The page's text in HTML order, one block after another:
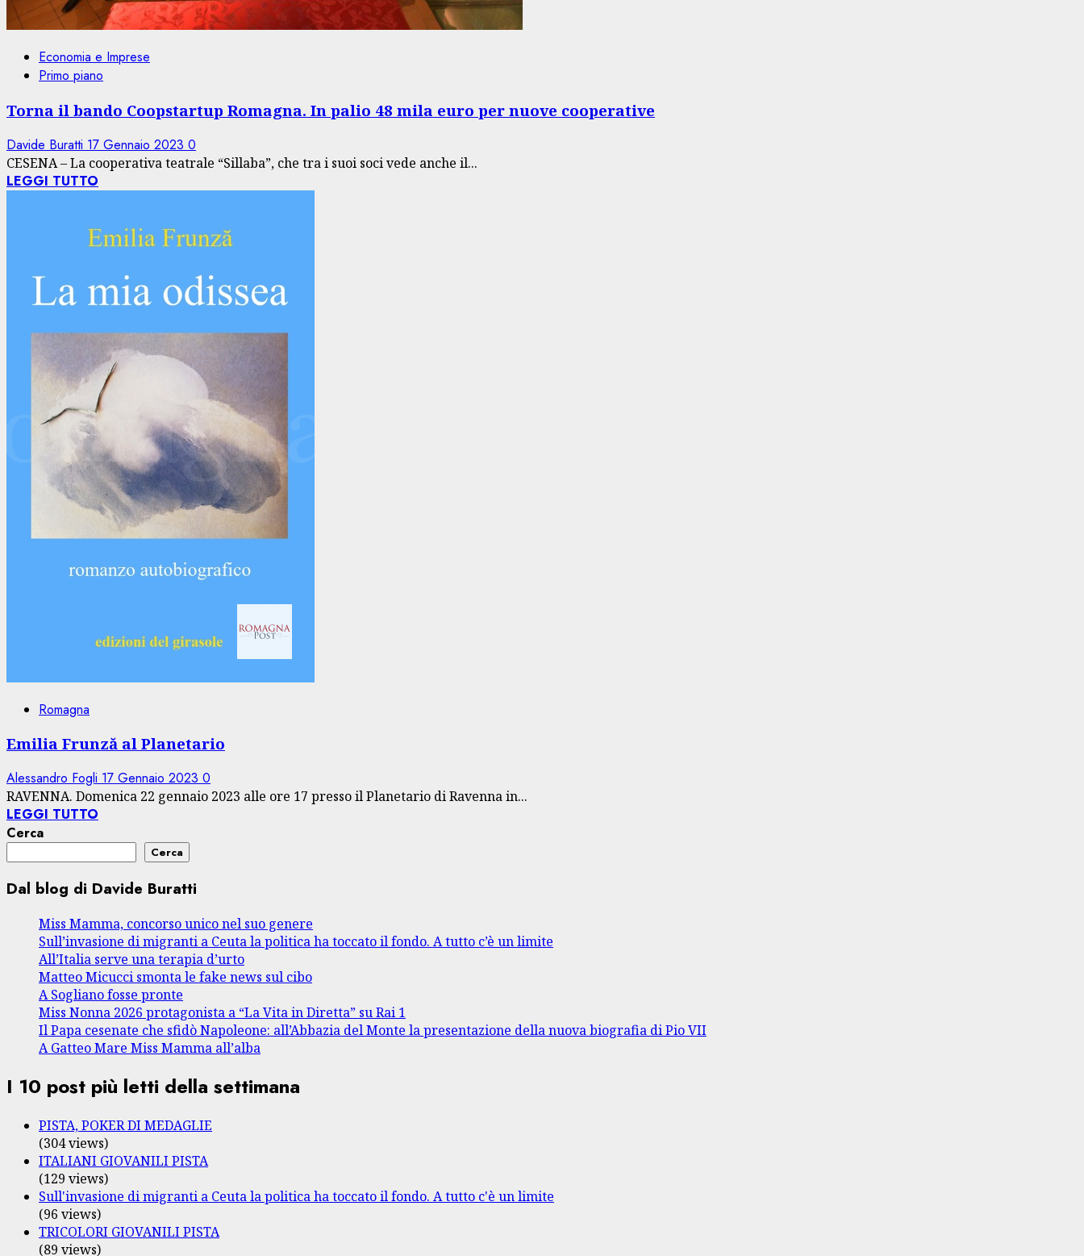
Economia e Imprese
Primo piano
Torna il bando Coopstartup Romagna. In palio 48 mila euro per nuove cooperative
Davide Buratti 17 Gennaio 2023 0
CESENA – La cooperativa teatrale “Sillaba”, che tra i suoi soci vede anche il...
LEGGI TUTTO
Romagna
Emilia Frunză al Planetario
Alessandro Fogli 17 Gennaio 2023 0
RAVENNA. Domenica 22 gennaio 2023 alle ore 17 presso il Planetario di Ravenna in...
LEGGI TUTTO
Cerca
Cerca
Dal blog di Davide Buratti
Miss Mamma, concorso unico nel suo genere
Sull’invasione di migranti a Ceuta la politica ha toccato il fondo. A tutto c’è un limite
All’Italia serve una terapia d’urto
Matteo Micucci smonta le fake news sul cibo
A Sogliano fosse pronte
Miss Nonna 2026 protagonista a “La Vita in Diretta” su Rai 1
Il Papa cesenate che sfidò Napoleone: all’Abbazia del Monte la presentazione della nuova biografia di Pio VII
A Gatteo Mare Miss Mamma all’alba
I 10 post più letti della settimana
PISTA, POKER DI MEDAGLIE
(304 views)
ITALIANI GIOVANILI PISTA
(129 views)
Sull'invasione di migranti a Ceuta la politica ha toccato il fondo. A tutto c'è un limite
(96 views)
TRICOLORI GIOVANILI PISTA
(89 views)